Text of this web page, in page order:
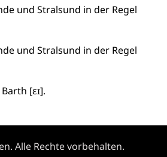
und Stralsund in der Regel
und Stralsund in der Regel
[ɛɪ].
Alle Rechte vorbehalten.